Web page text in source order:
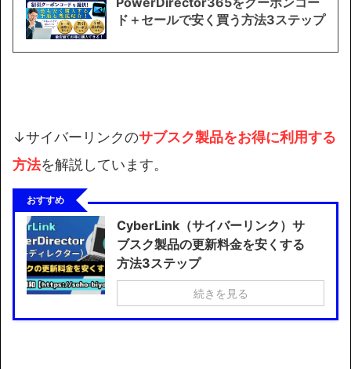
ド＋セールで安く買う方法3ステップ
↓サイバーリンクのサブスク製品をお得に利用する
方法を解説しています。
おすすめ
CyberLink（サイバーリンク）サ
ブスク製品の更新料金を安くする
方法3ステップ
続きを見る